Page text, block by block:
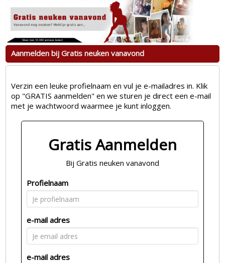
Aanmelden bij Gratis neuken vanavond
Verzin een leuke profielnaam en vul je e-mailadres in. Klik
op "GRATIS aanmelden" en we sturen je direct een e-mail
met je wachtwoord waarmee je kunt inloggen.
Gratis Aanmelden
Bij Gratis neuken vanavond
Profielnaam
e-mail adres
e-mail adres